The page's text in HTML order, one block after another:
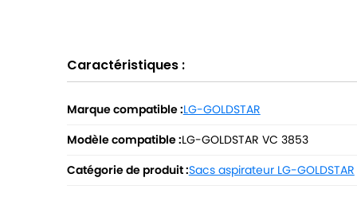
Caractéristiques :
Marque compatible :LG-GOLDSTAR
Modèle compatible :LG-GOLDSTAR VC 3853
Catégorie de produit :Sacs aspirateur LG-GOLDSTAR